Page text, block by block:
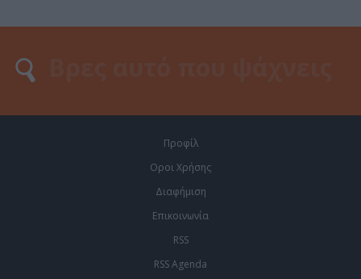
Προφίλ
Οροι Χρήσης
Διαφήμιση
Επικοινωνία
RSS
RSS Agenda